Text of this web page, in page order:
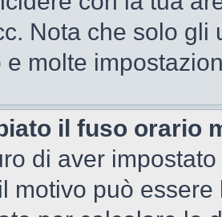
Nota che solo
e molte
il fuso orario
di aver
motivo può essere